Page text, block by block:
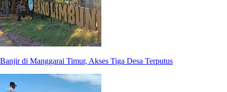
Banjir di Manggarai Timur, Akses Tiga Desa Terputus